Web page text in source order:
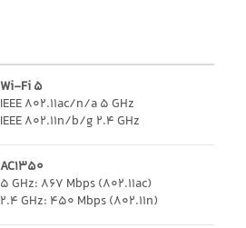
Wi-Fi 5
IEEE 802.11ac/n/a 5 GHz
IEEE 802.11n/b/g 2.4 GHz
AC1350
5 GHz: 867 Mbps (802.11ac)
2.4 GHz: 450 Mbps (802.11n)